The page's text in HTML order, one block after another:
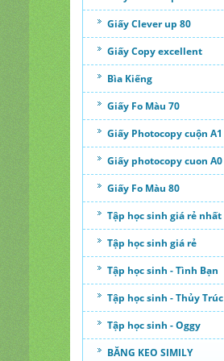
Giấy Clever up 80
Giấy Copy excellent
Bìa Kiếng
Giấy Fo Màu 70
Giấy Photocopy cuộn A1
Giấy photocopy cuon A0
Giấy Fo Màu 80
Tập học sinh giá rẻ nhất
Tập học sinh giá rẻ
Tập học sinh - Tình Bạn
Tập học sinh - Thủy Trúc
Tập học sinh - Oggy
BĂNG KEO SIMILY